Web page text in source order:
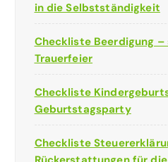
in die Selbstständigkeit
Checkliste Beerdigung
Trauerfeier
Checkliste
Geburtstagsparty
Checkliste